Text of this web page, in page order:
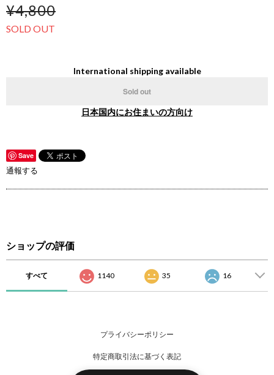
¥4,800
SOLD OUT
International shipping available
Sold out
日本国内にお住まいの方向け
Save
通報する
ショップの評価
すべて 1140 35 16
プライバシーポリシー
特定商取引法に基づく表記